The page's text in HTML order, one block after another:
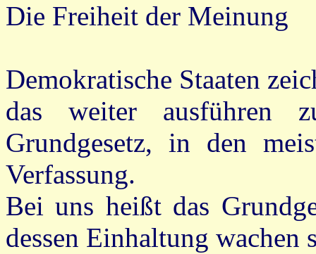
Die Freiheit der Meinung
Demokratische Staaten
das weiter
Grundgesetz, in den
Verfassung.
Bei uns heißt das
dessen Einhaltung wachen